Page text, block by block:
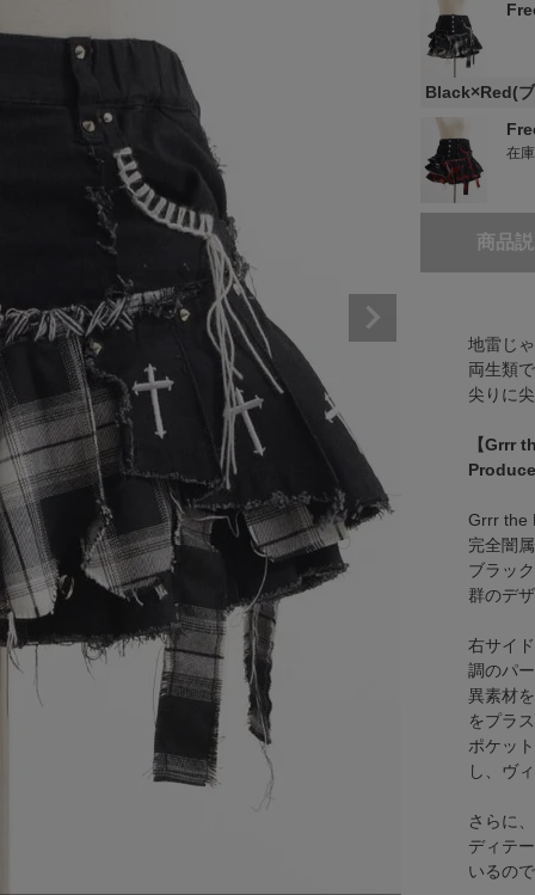
Black×Red(
在
商品
地雷じ
両生類
尖りに
【Grrr
Grrr the
完全闇
ブラッ
群のデ
右サイ
調のパ
異素材
をプラ
ポケッ
し、ヴ
さらに
ディテ
いるの